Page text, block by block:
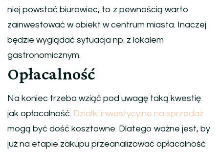
niej powstać biurowiec, to z pewnością warto
zainwestować w obiekt w centrum miasta. Inaczej
będzie wyglądać sytuacja np. z lokalem
gastronomicznym.
Opłacalność
Na koniec trzeba wziąć pod uwagę taką kwestię
jak opłacalność. Działki inwestycyjne na sprzedaż
mogą być dość kosztowne. Dlatego ważne jest, by
już na etapie zakupu przeanalizować opłacalność